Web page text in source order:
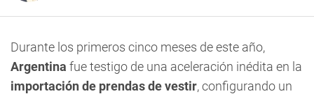
Durante los primeros cinco meses de este año,
Argentina fue testigo de una aceleración inédita en la
importación de prendas de vestir, configurando un